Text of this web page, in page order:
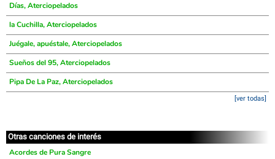
Días, Aterciopelados
la Cuchilla, Aterciopelados
Juégale, apuéstale, Aterciopelados
Sueños del 95, Aterciopelados
Pipa De La Paz, Aterciopelados
[ver todas]
Otras canciones de interés
Acordes de Pura Sangre